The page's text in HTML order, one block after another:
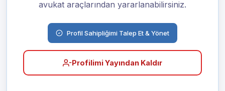
avukat araçlarından yararlanabilirsiniz.
Profil Sahipliğimi Talep Et & Yönet
Profilimi Yayından Kaldır